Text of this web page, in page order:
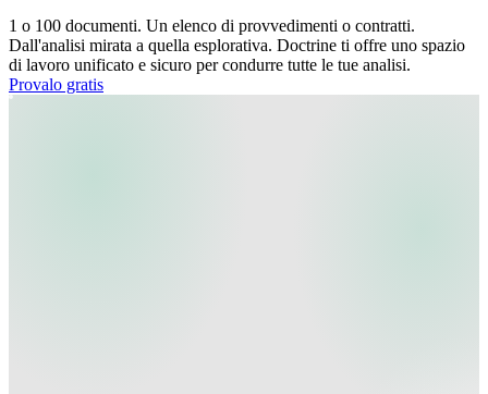
1 o 100 documenti. Un elenco di provvedimenti o contratti.
Dall'analisi mirata a quella esplorativa. Doctrine ti offre uno spazio
di lavoro unificato e sicuro per condurre tutte le tue analisi.
Provalo gratis